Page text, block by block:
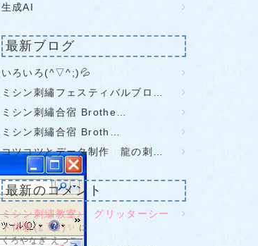
生成AI
最新ブログ
いろいろ(^▽^;)💦
ミシン刺繡フェスティバルブロ…
ミシン刺繡合宿 Brothe…
ミシン刺繡合宿 Broth…
コツコツとデータ制作 龍の刺…
最新のコメント
ミシン刺繍教室♪ グリッターシー
ト体験(≧▽≦)✨ に
くろやなぎ えつこ